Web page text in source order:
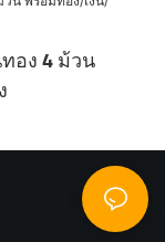
อง 4 ม้วน